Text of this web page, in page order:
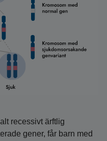
recessivt ärftlig
gener, får barn med